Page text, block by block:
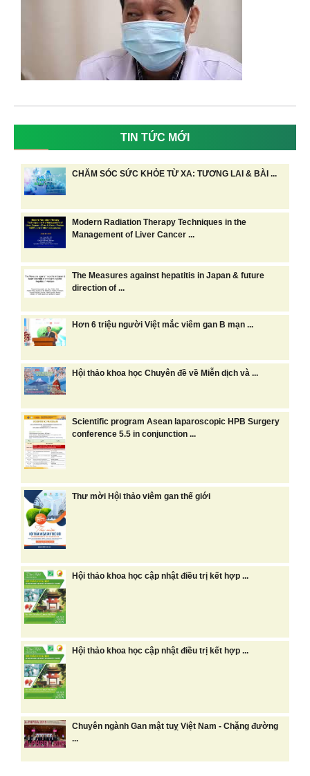
TIN TỨC MỚI
CHĂM SÓC SỨC KHỎE TỪ XA: TƯƠNG LAI & BÀI ...
Modern Radiation Therapy Techniques in the
Management of Liver Cancer ...
The Measures against hepatitis in Japan & future
direction of ...
Hơn 6 triệu người Việt mắc viêm gan B mạn ...
Hội thảo khoa học Chuyên đề về Miễn dịch và ...
Scientific program Asean laparoscopic HPB Surgery
conference 5.5 in conjunction ...
Thư mời Hội thảo viêm gan thế giới
Hội thảo khoa học cập nhật điều trị kết hợp ...
Hội thảo khoa học cập nhật điều trị kết hợp ...
Chuyên ngành Gan mật tuỵ Việt Nam - Chặng đường
...